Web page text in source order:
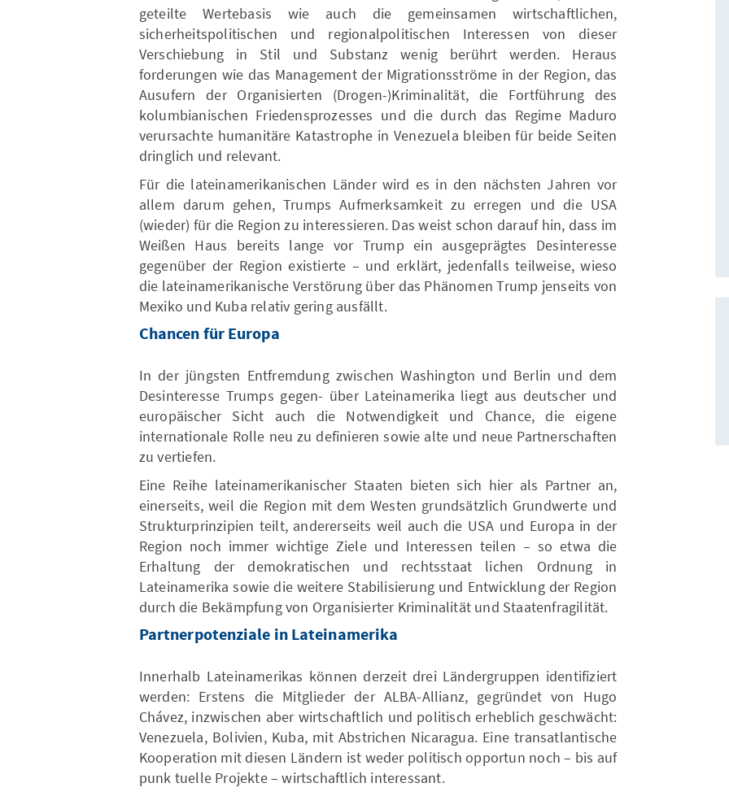
geteilte Wertebasis wie auch die gemeinsamen wirtschaftlichen,
sicherheitspolitischen und regionalpolitischen Interessen von dieser
Verschiebung in Stil und Substanz wenig berührt werden. Heraus
forderungen wie das Management der Migrationsströme in der Region, das
Ausufern der Organisierten (Drogen-)Kriminalität, die Fortführung des
kolumbianischen Friedensprozesses und die durch das Regime Maduro
verursachte humanitäre Katastrophe in Venezuela bleiben für beide Seiten
dringlich und relevant.
Für die lateinamerikanischen Länder wird es in den nächsten Jahren vor
allem darum gehen, Trumps Aufmerksamkeit zu erregen und die USA
(wieder) für die Region zu interessieren. Das weist schon darauf hin, dass im
Weißen Haus bereits lange vor Trump ein ausgeprägtes Desinteresse
gegenüber der Region existierte – und erklärt, jedenfalls teilweise, wieso
die lateinamerikanische Verstörung über das Phänomen Trump jenseits von
Mexiko und Kuba relativ gering ausfällt.
Chancen für Europa
In der jüngsten Entfremdung zwischen Washington und Berlin und dem
Desinteresse Trumps gegen- über Lateinamerika liegt aus deutscher und
europäischer Sicht auch die Notwendigkeit und Chance, die eigene
internationale Rolle neu zu definieren sowie alte und neue Partnerschaften
zu vertiefen.
Eine Reihe lateinamerikanischer Staaten bieten sich hier als Partner an,
einerseits, weil die Region mit dem Westen grundsätzlich Grundwerte und
Strukturprinzipien teilt, andererseits weil auch die USA und Europa in der
Region noch immer wichtige Ziele und Interessen teilen – so etwa die
Erhaltung der demokratischen und rechtsstaat lichen Ordnung in
Lateinamerika sowie die weitere Stabilisierung und Entwicklung der Region
durch die Bekämpfung von Organisierter Kriminalität und Staatenfragilität.
Partnerpotenziale in Lateinamerika
Innerhalb Lateinamerikas können derzeit drei Ländergruppen identifiziert
werden: Erstens die Mitglieder der ALBA-Allianz, gegründet von Hugo
Chávez, inzwischen aber wirtschaftlich und politisch erheblich geschwächt:
Venezuela, Bolivien, Kuba, mit Abstrichen Nicaragua. Eine transatlantische
Kooperation mit diesen Ländern ist weder politisch opportun noch – bis auf
punk tuelle Projekte – wirtschaftlich interessant.